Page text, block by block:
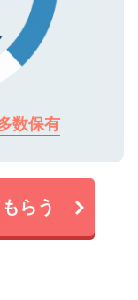
数保有
らう